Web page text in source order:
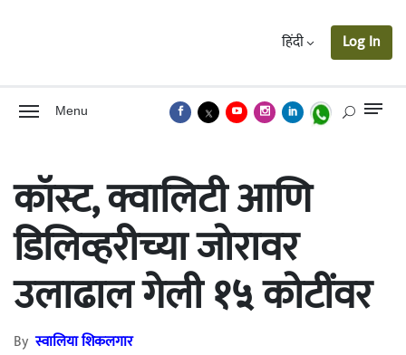
हिंदी Log In
Menu
कॉस्ट, क्वालिटी आणि
डिलिव्हरीच्या जोरावर
उलाढाल गेली १५ कोटींवर
Byस्वालिया शिकलगार